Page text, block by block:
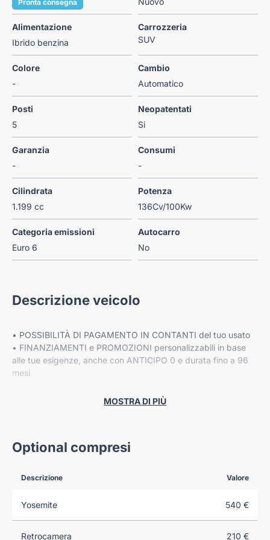
Pronta consegna
Alimentazione
Ibrido benzina
Carrozzeria
SUV
Colore
-
Cambio
Automatico
Posti
5
Neopatentati
Si
Garanzia
-
Consumi
-
Cilindrata
1.199 cc
Potenza
136Cv/100Kw
Categoria emissioni
Euro 6
Autocarro
No
Descrizione veicolo
• POSSIBILITÀ DI PAGAMENTO IN CONTANTI del tuo usato
• FINANZIAMENTI e PROMOZIONI personalizzabili in base
alle tue esigenze, anche con ANTICIPO 0 e durata fino a 96
mesi
-VERONA, Corso Milano 88/B
MOSTRA DI PIÙ
Optional compresi
Descrizione Valore
Yosemite 540 €
Retrocamera 210 €